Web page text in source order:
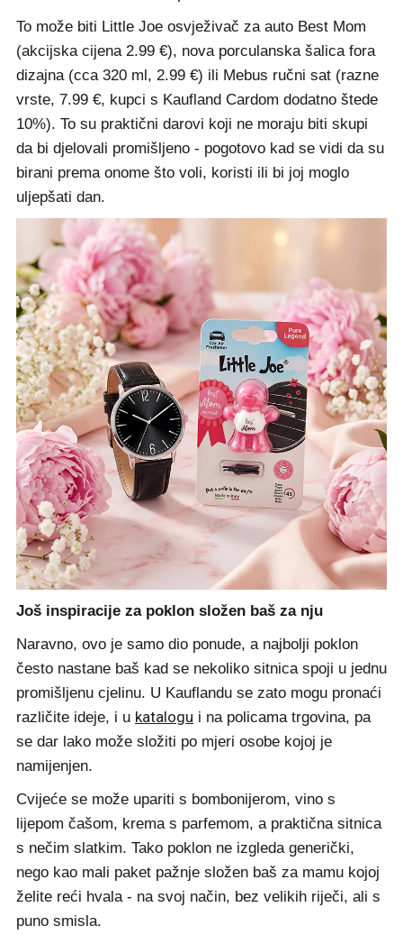
To može biti Little Joe osvježivač za auto Best Mom
(akcijska cijena 2.99 €), nova porculanska šalica fora
dizajna (cca 320 ml, 2.99 €) ili Mebus ručni sat (razne
vrste, 7.99 €, kupci s Kaufland Cardom dodatno štede
10%). To su praktični darovi koji ne moraju biti skupi
da bi djelovali promišljeno - pogotovo kad se vidi da su
birani prema onome što voli, koristi ili bi joj moglo
uljepšati dan.
Još inspiracije za poklon složen baš za nju
Naravno, ovo je samo dio ponude, a najbolji poklon
često nastane baš kad se nekoliko sitnica spoji u jednu
promišljenu cjelinu. U Kauflandu se zato mogu pronaći
različite ideje, i u katalogu i na policama trgovina, pa
se dar lako može složiti po mjeri osobe kojoj je
namijenjen.
Cvijeće se može upariti s bombonijerom, vino s
lijepom čašom, krema s parfemom, a praktična sitnica
s nečim slatkim. Tako poklon ne izgleda generički,
nego kao mali paket pažnje složen baš za mamu kojoj
želite reći hvala - na svoj način, bez velikih riječi, ali s
puno smisla.